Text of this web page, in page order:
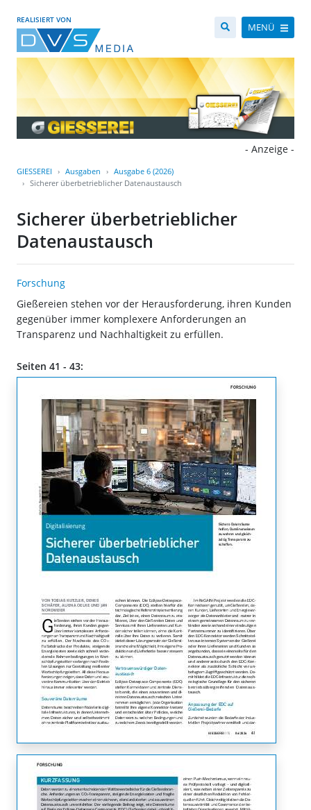
REALISIERT VON
MENÜ
- Anzeige -
GIESSEREI Ausgaben
Ausgabe 6 (2026)
Sicherer überbetrieblicher Datenaustausch
Sicherer überbetrieblicher
Datenaustausch
Forschung
Gießereien stehen vor der Herausforderung, ihren Kunden
gegenüber immer komplexere Anforderungen an
Transparenz und Nachhaltigkeit zu erfüllen.
Seiten 41 - 43: